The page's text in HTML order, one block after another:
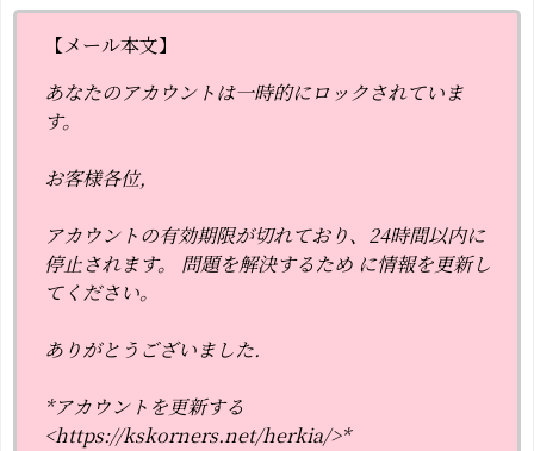
【メール本文】
あなたのアカウントは一時的にロックされていま
す。
お客様各位,
アカウントの有効期限が切れており、24時間以内に
停止されます。 問題を解決するため に情報を更新し
てください。
ありがとうございました.
*アカウントを更新する
<https://kskorners.net/herkia/>*